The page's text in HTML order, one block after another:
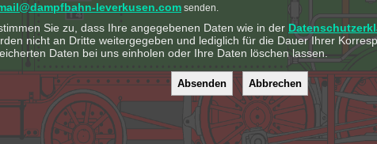
leverkusen.com senden.
Sie zu, dass Ihre angegebenen Daten wie in der
nicht an Dritte weitergegeben und lediglich für die Dauer Ihrer
Daten bei uns einholen oder Ihre Daten löschen lassen.